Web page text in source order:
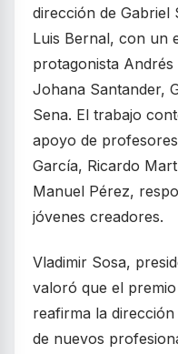
dirección de Gabriel
Luis Bernal, con un
protagonista
Johana Santander,
Sena. El trabajo
apoyo de
García, Ricardo
Manuel Pérez,
jóvenes creadores.
Vladimir Sosa,
valoró que el
reafirma la
de nuevos